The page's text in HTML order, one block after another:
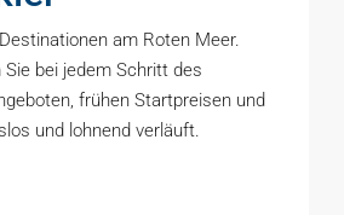
am Roten Meer.
bei jedem Schritt des
frühen Startpreisen und
und lohnend verläuft.